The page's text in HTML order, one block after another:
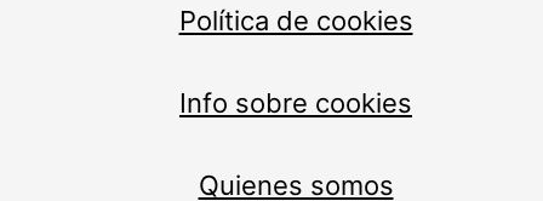
Política de cookies
Info sobre cookies
Quienes somos